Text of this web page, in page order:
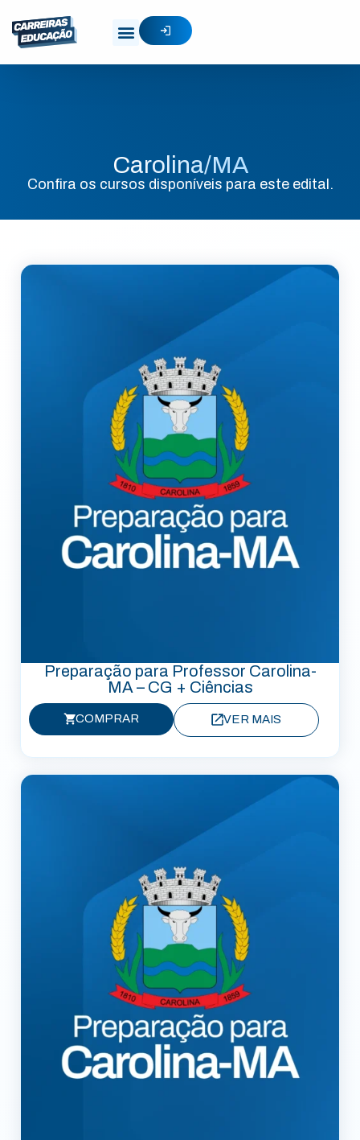
Carolina/MA
Confira os cursos disponíveis para este edital.
Preparação para Professor Carolina-
MA – CG + Ciências
COMPRAR VER MAIS